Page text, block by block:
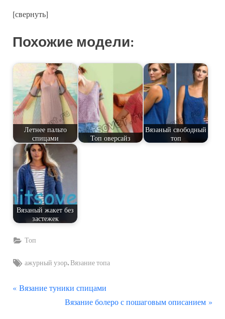
[свернуть]
Похожие модели:
Летнее пальто
спицами
Топ оверсайз
Вязаный свободный
топ
Вязаный жакет без
застежек
Топ
Tags:
ажурный узор,Вязание топа
Навигация
П
Вязание туники спицами
С
Вязание болеро с пошаговым описанием